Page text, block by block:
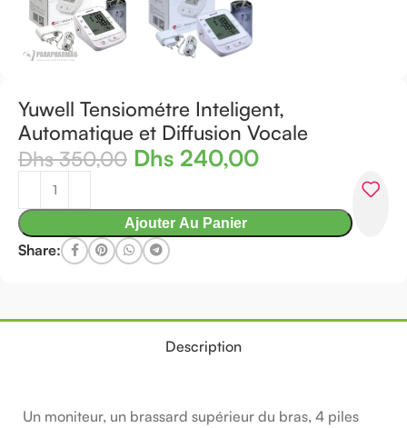
Yuwell Tensiométre Inteligent,
Automatique et Diffusion Vocale
Dhs350,00 Dhs 240,00
Ajouter Au Panier
Share:
Description
Un moniteur, un brassard supérieur du bras, 4 piles